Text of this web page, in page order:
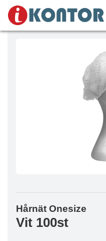
Hårnät Onesize
Vit 100st